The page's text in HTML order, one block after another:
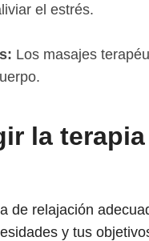
el estrés.
Los masajes
la
de relajación
y tus